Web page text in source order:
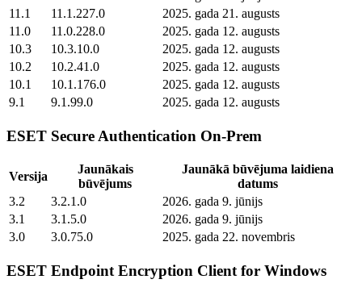
11.1
11.1.227.0
2025. gada 21. augusts
11.0
11.0.228.0
2025. gada 12. augusts
10.3
10.3.10.0
2025. gada 12. augusts
10.2
10.2.41.0
2025. gada 12. augusts
10.1
10.1.176.0
2025. gada 12. augusts
9.1
9.1.99.0 2025. gada 12. augusts
ESET Secure Authentication On-Prem
Versija
Jaunākais
būvējums
Jaunākā būvējuma laidiena
datums
3.2
3.2.1.0
2026. gada 9. jūnijs
3.1
3.1.5.0
2026. gada 9. jūnijs
3.0
3.0.75.0 2025. gada 22. novembris
ESET Endpoint Encryption Client for Windows